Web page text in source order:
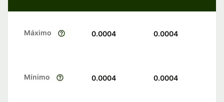
Máximo 0.0004 0.0004
Mínimo 0.0004 0.0004